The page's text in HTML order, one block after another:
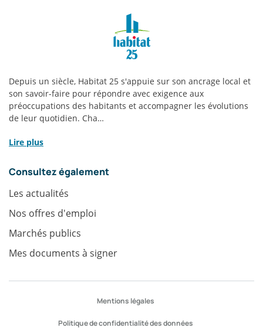
pratiques
Lire plus
Depuis un siècle, Habitat 25 s'appuie sur son ancrage local et
son savoir-faire pour répondre avec exigence aux
préoccupations des habitants et accompagner les évolutions
de leur quotidien. Cha…
Consultez également
Les actualités
Nos offres d'emploi
Marchés publics
Mes documents à signer
Mentions légales
Politique de confidentialité des données